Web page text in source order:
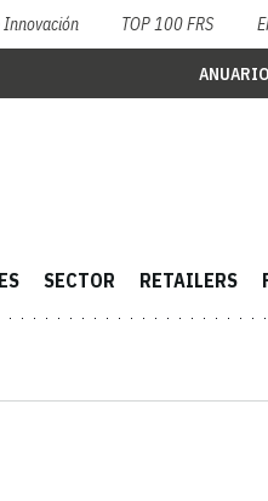
TOP 100 FRS
SECTOR RETAILERS